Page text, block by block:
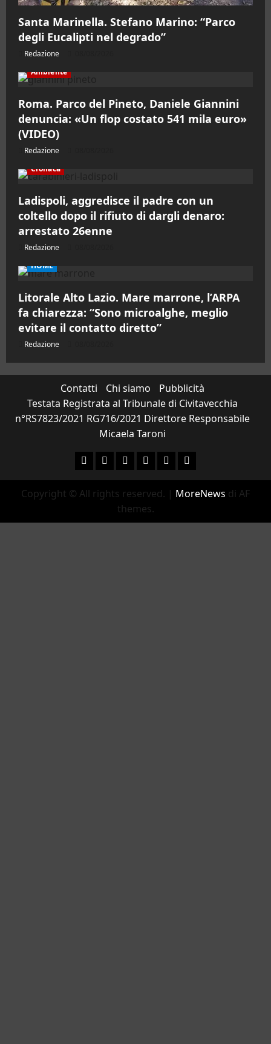
Santa Marinella. Stefano Marino: “Parco
degli Eucalipti nel degrado”
Redazione
Ambiente
Roma. Parco del Pineto, Daniele Giannini
denuncia: «Un flop costato 541 mila euro»
(VIDEO)
Redazione
Cronaca
Ladispoli, aggredisce il padre con un
coltello dopo il rifiuto di dargli denaro:
arrestato 26enne
Redazione
HOME
Litorale Alto Lazio. Mare marrone, l’ARPA
fa chiarezza: “Sono microalghe, meglio
evitare il contatto diretto”
Redazione
Contatti Chi siamo
Pubblicità
Testata Registrata al Tribunale di Civitavecchia
n°RS7823/2021 RG716/2021 Direttore Responsabile
Micaela Taroni
FacebookInstagram
YouTubeTwitterEmailEnte Parco
Copyright © All rights reserved. | MoreNews di AF
themes.